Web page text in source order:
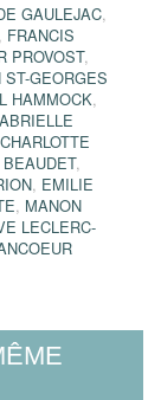
GAULEJAC,
FRANCIS
PROVOST,
ST-GEORGES
HAMMOCK,
,
, EMILIE
, MANON
LECLERC-